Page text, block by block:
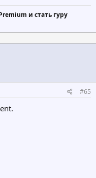
и стать гуру
#65